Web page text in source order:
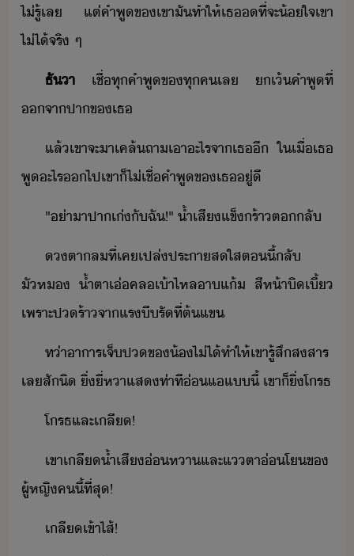
ไ่รู้​เล​ ​แต่​คำพู​ข​เขา​ั​ทำให้​เธ​​ที่จะ​้ใจ​เขา​
ไ่ไ้​จริ​ ​ๆ​
ธัา​เชื่​ทุ​คำพู​ข​ทุค​เล​ ​เ้​คำพู​ที่​
จา​ปาข​เธ
แล้​เขา​จะ​า​เคล้​ถา​เา​ะไร​จา​เธ​ี​ ​ใเื่​เธ​
พู​ะไร​​ไป​เขา​็​ไ่เชื่​คำพู​ข​เธ​ู่ี
"​่า​าปา​เ่​ั​ฉั​!​"​ ​้ำเสี​แข็ร้า​ตลั​
ตา​ล​ที่​เค​เปล่ประา​สใส​ตี้​ลั​
ัห​ ​้ำตา​เ่​คล​เ้า​ไหล​า​แ้​ ​สีห้า​ิเี้​
เพราะ​ปร้า​จา​แร​ีรั​ที่​ต้แข
ท่า​าาร​เจ็ป​ข​้​ไ่ไ้​ทำให้​เขา​รู้สึ​สสาร​
เล​สัิ​ ​ิ่​ี่​หา​แสท่าที​่แ​แี้​ ​เขา​็​ิ่​โรธ
โรธ​และ​เลี​!
เขา​เลี​้ำเสี​่หา​และ​แตา​่โ​ข​
ผู้หญิ​ค​ี้​ที่สุ​!
เลี​เข้าไส้​!